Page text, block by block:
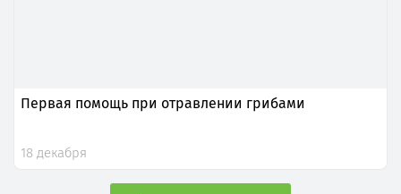
Первая помощь при отравлении грибами
18 декабря